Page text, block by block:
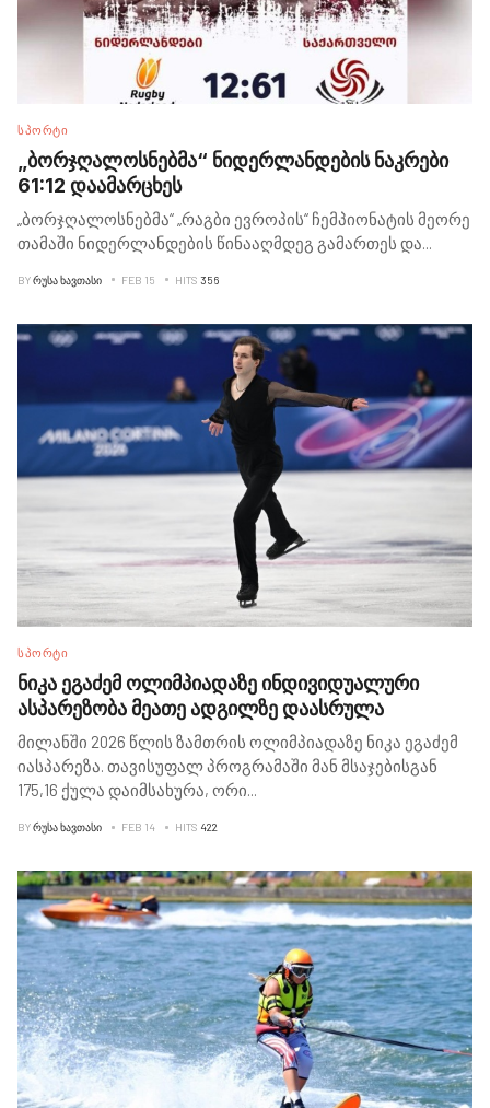
ᲡᲞᲝᲠᲢᲘ
„ბორჯღალოსნებმა“ ნიდერლანდების ნაკრები
61:12 დაამარცხეს
„ბორჯღალოსნებმა“ „რაგბი ევროპის“ ჩემპიონატის მეორე
თამაში ნიდერლანდების წინააღმდეგ გამართეს და...
BYᲠᲣᲡᲐ ᲮᲐᲕᲗᲐᲡᲘ FEB 15 HITS 356
ᲡᲞᲝᲠᲢᲘ
ნიკა ეგაძემ ოლიმპიადაზე ინდივიდუალური
ასპარეზობა მეათე ადგილზე დაასრულა
მილანში 2026 წლის ზამთრის ოლიმპიადაზე ნიკა ეგაძემ
იასპარეზა. თავისუფალ პროგრამაში მან მსაჯებისგან
175,16 ქულა დაიმსახურა, ორი...
BYᲠᲣᲡᲐ ᲮᲐᲕᲗᲐᲡᲘ FEB 14 HITS 422